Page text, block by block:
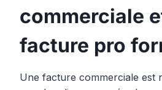
commerciale
facture pro
Une facture commerciale est